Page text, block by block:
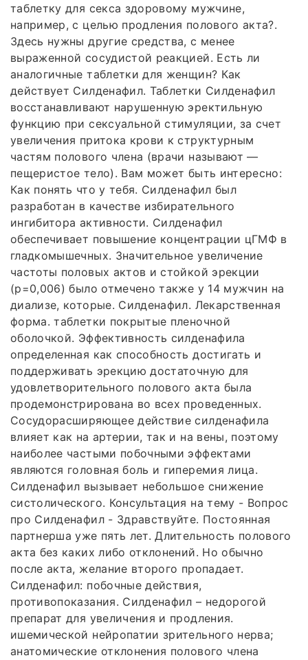
таблетку для секса здоровому мужчине,
например, с целью продления полового акта?.
Здесь нужны другие средства, с менее
выраженной сосудистой реакцией. Есть ли
аналогичные таблетки для женщин? Как
действует Силденафил. Таблетки Силденафил
восстанавливают нарушенную эректильную
функцию при сексуальной стимуляции, за счет
увеличения притока крови к структурным
частям полового члена (врачи называют —
пещеристое тело). Вам может быть интересно:
Как понять что у тебя. Силденафил был
разработан в качестве избирательного
ингибитора активности. Силденафил
обеспечивает повышение концентрации цГМФ в
гладкомышечных. Значительное увеличение
частоты половых актов и стойкой эрекции
(р=0,006) было отмечено также у 14 мужчин на
диализе, которые. Силденафил. Лекарственная
форма. таблетки покрытые пленочной
оболочкой. Эффективность силденафила
определенная как способность достигать и
поддерживать эрекцию достаточную для
удовлетворительного полового акта была
продемонстрирована во всех проведенных.
Сосудорасширяющее действие силденафила
влияет как на артерии, так и на вены, поэтому
наиболее частыми побочными эффектами
являются головная боль и гиперемия лица.
Силденафил вызывает небольшое снижение
систолического. Консультация на тему - Вопрос
про Силденафил - Здравствуйте. Постоянная
партнерша уже пять лет. Длительность полового
акта без каких либо отклонений. Но обычно
после акта, желание второго пропадает.
Силденафил: побочные действия,
противопоказания. Силденафил – недорогой
препарат для увеличения и продления.
ишемической нейропатии зрительного нерва;
анатомические отклонения полового члена